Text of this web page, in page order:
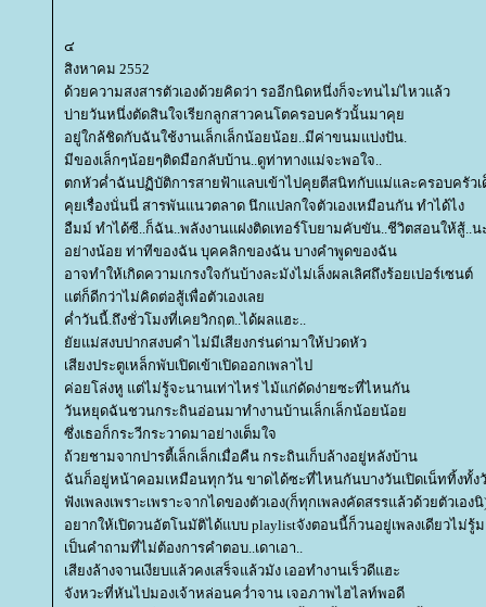
๔
สิงหาคม 2552
ด้วยความสงสารตัวเองด้วยคิดว่า รออีกนิดหนึ่งก็จะทนไม่ไหวแล้ว
บ่ายวันหนึ่งตัดสินใจเรียกลูกสาวคนโตครอบครัวนั้นมาคุ
อยู่ใกล้ชิดกับฉันใช้งานเล็กเล็กน้อยน้อย..มีค่าขนมแบ่งปัน.
มีของเล็กๆน้อยๆติดมือกลับบ้าน..ดูท่าทางแม่จะพอใจ..
ตกหัวค่ำฉันปฏิบัติการสายฟ้าแลบเข้าไปคุยตีสนิทกับแม่และครอบครัวเ
คุยเรื่องนั่นนี่ สารพันแนวตลาด นึกแปลกใจตัวเองเหมือนกัน ทำได้ไง
อืมม์ ทำได้ซี..ก็ฉัน..พลังงานแฝงติดเทอร์โบยามคับขัน..ชีวิตสอนให้สู้..น
อย่างน้อย ท่าทีของฉัน บุคคลิกของฉัน บางคำพูดของฉัน
อาจทำให้เกิดความเกรงใจกันบ้างละมังไม่เล็งผลเลิศถึงร้อยเปอร์เซนต์
ต่ก็ดีกว่าไม่คิดต่อสู้เพื่อตัวเองเล
ค่ำวันนี้.ถึงชั่วโมงที่เคยวิกฤต..ได้ผลแฮะ..
ัยแม่สงบปากสงบคำ ไม่มีเสียงกร่นด่ามาให้ปวดหัว
เสียงประตูเหล็กพับเปิดเข้าเปิดออกเพลาไป
ค่อยโล่งหู แต่ไม่รู้จะนานเท่าไหร่ ไม้แก่ดัดง่ายซะที่ไหนกัน
วันหยุดฉันชวนกระถินอ่อนมาทำงานบ้านเล็กเล็กน้อยน้อ
ซึ่งเธอก็กระวีกระวาดมาอย่างเต็มใจ
ถ้วยชามจากปารตี้เล็กเล็กเมื่อคืน กระถินเก็บล้างอยู่หลังบ้าน
ฉันก็อยู่หน้าคอมเหมือนทุกวัน ขาดได้ซะที่ไหนกันบางวันเปิดเน็ททิ้งทั้ง
ฟังเพลงเพราะเพราะจากไดของตัวเอง(ก็ทุกเพลงคัดสรรแล้วด้วยตัวเองนิ
อยากให้เปิดวนอัตโนมัติได้แบบ playlistจังตอนนี้ก็วนอยู่เพลงเดียวไม่รู้ม
เป็นคำถามที่ไม่ต้องการคำตอบ..เดาเอา..
เสียงล้างจานเงียบแล้วคงเสร็จแล้วมัง เออทำงานเร็วดีแฮะ
จังหวะที่หันไปมองเจ้าหล่อนคว่ำจาน เจอภาพไฮไลท์พอดี